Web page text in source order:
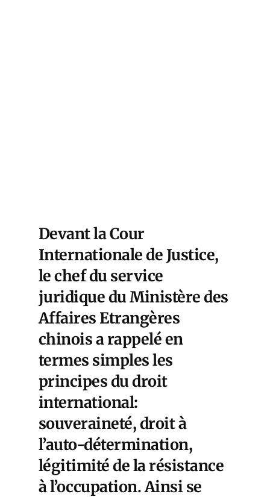
Devant la Cour
Internationale de Justice,
le chef du service
juridique du Ministère des
Affaires Etrangères
chinois a rappelé en
termes simples les
principes du droit
international:
souveraineté, droit à
l’auto-détermination,
légitimité de la résistance
à l’occupation. Ainsi se